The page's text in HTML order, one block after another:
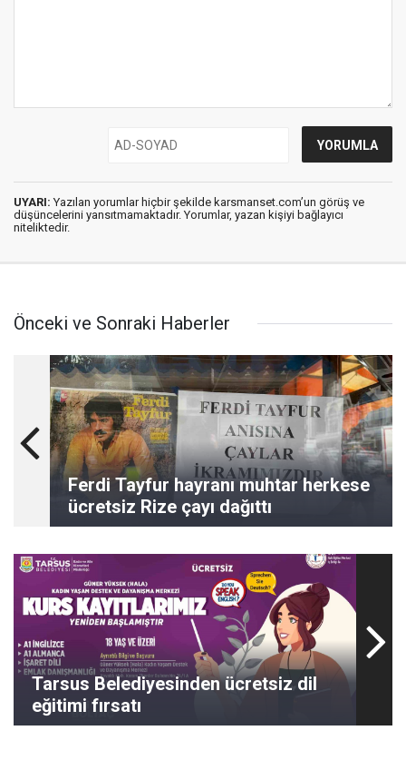
UYARI: Yazılan yorumlar hiçbir şekilde karsmanset.com’un görüş ve
düşüncelerini yansıtmamaktadır. Yorumlar, yazan kişiyi bağlayıcı
niteliktedir.
Önceki ve Sonraki Haberler
Ferdi Tayfur hayranı muhtar herkese
ücretsiz Rize çayı dağıttı
Tarsus Belediyesinden ücretsiz dil
eğitimi fırsatı